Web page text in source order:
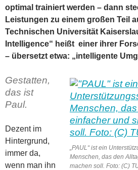
optimal trainiert werden – dann
Leistungen zu einem großen Teil
Technischen Universität
Intelligence“ heißt einer ihrer
– übersetzt etwa: „intelligente
„PAUL“ ist ein
Menschen, das den
machen soll. Foto: (C)
Gestatten,
das ist
Paul.
Dezent im
Hintergrund,
immer da,
wenn man ihn